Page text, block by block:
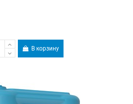
В корзину